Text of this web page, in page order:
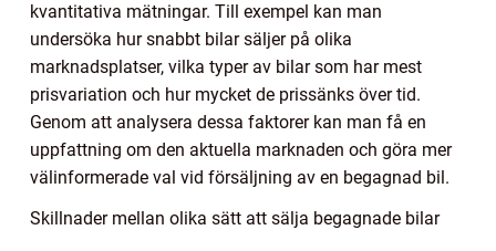
kvantitativa mätningar. Till exempel kan man
undersöka hur snabbt bilar säljer på olika
marknadsplatser, vilka typer av bilar som har mest
prisvariation och hur mycket de prissänks över tid.
Genom att analysera dessa faktorer kan man få en
uppfattning om den aktuella marknaden och göra mer
välinformerade val vid försäljning av en begagnad bil.
Skillnader mellan olika sätt att sälja begagnade bilar